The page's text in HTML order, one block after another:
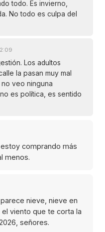
todo. Es invierno,
No todo es culpa del
Los adultos
la pasan muy mal
veo ninguna
es política, es sentido
comprando más
menos.
nieve, nieve en
viento que te corta la
señores.